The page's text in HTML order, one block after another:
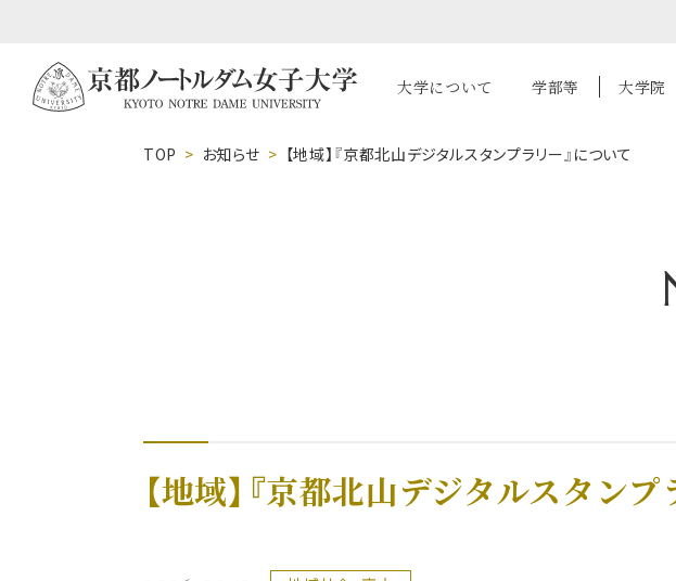
大学について 学部等 大学院
TOP お知らせ 【地域】『京都北山デジタルスタンプラリー』について
【地域】『京都北山デジタルスタン